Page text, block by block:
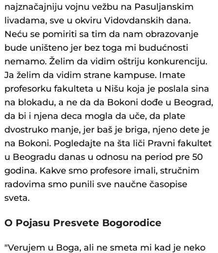
najznačajniju vojnu vežbu na Pasuljanskim
livadama, sve u okviru Vidovdanskih dana.
Neću se pomiriti sa tim da nam obrazovanje
bude uništeno jer bez toga mi budućnosti
nemamo. Želim da vidim oštriju konkurenciju.
Ja želim da vidim strane kampuse. Imate
profesorku fakulteta u Nišu koja je poslala sina
na blokadu, a ne da da Bokoni dođe u Beograd,
da bi i njena deca mogla da uče, da plate
dvostruko manje, jer baš je briga, njeno dete je
na Bokoni. Pogledajte na šta liči Pravni fakultet
u Beogradu danas u odnosu na period pre 50
godina. Kakve smo profesore imali, stručnim
radovima smo punili sve naučne časopise
sveta.
O Pojasu Presvete Bogorodice
"Verujem u Boga, ali ne smeta mi kad je neko